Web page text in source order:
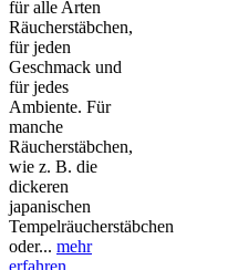
für alle Arten
Räucherstäbchen,
für jeden
Geschmack und
für jedes
Ambiente. Für
manche
Räucherstäbchen,
wie z. B. die
dickeren
japanischen
Tempelräucherstäbchen
oder... mehr
erfahren